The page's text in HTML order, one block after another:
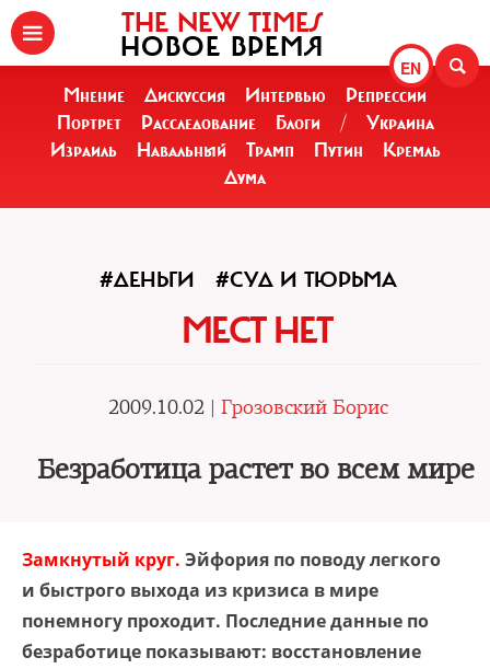
EN
THE NEW TIMES
НОВОЕ ВРЕМЯ
Мнение Дискуссия Интервью
Репрессии
Портрет
Расследование Блоги /
Украина
Израиль
Навальный Трамп Путин
Кремль
Дума
#ДЕНЬГИ #СУД И ТЮРЬМА
МЕСТ НЕТ
2009.10.02 | Грозовский Борис
Безработица растет во всем мире
Замкнутый круг. Эйфория по поводу легкого
и быстрого выхода из кризиса в мире
понемногу проходит. Последние данные по
безработице показывают: восстановление